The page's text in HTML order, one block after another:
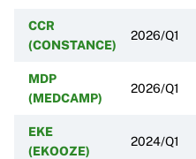
CCR
(CONSTANCE)
2026/Q1
MDP
(MEDCAMP)
2026/Q1
EKE
(EKOOZE)
2024/Q1